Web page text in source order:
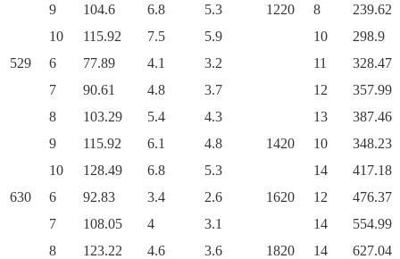
9
104.6 6.8 5.3 1220 8
239.62
10
115.92 7.5 5.9 10
298.9
529
6 77.89 4.1 3.2 11
328.47
7
90.61 4.8 3.7 12
357.99
8
103.29 5.4 4.3 13
387.46
9
115.92 6.1 4.8 1420 10
348.23
10
128.49 6.8 5.3 14
417.18
630
6 92.83 3.4 2.6 1620 12
476.37
7
108.05 4 3.1 14
554.99
8
123.22 4.6 3.6 1820 14
627.04